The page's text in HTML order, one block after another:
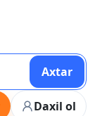
Axtar
Daxil ol